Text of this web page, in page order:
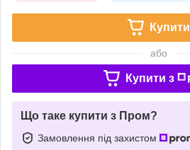
Купити
або
Купити з
Що таке купити з Пром?
Замовлення під захистом